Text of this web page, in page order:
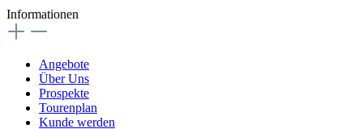
Informationen
Angebote
Über Uns
Prospekte
Tourenplan
Kunde werden